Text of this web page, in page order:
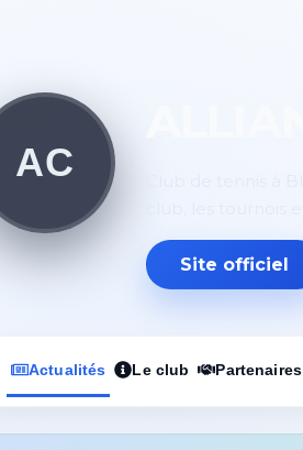
AC
Site officiel
Actualités Le club Partenaires